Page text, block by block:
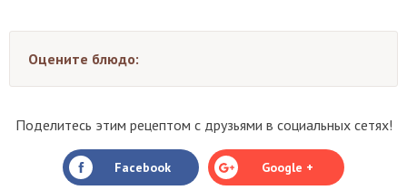
Оцените блюдо:
Поделитесь этим рецептом с друзьями в социальных сетях!
Facebook Google +